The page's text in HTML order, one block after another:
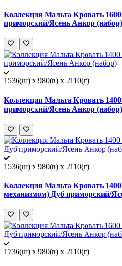
Коллекция Мальта Кровать
приморский/Ясень Анкор (набор)
1536(ш) x 980(в) x 2110(г)
Коллекция Мальта Кровать
приморский/Ясень Анкор (набор)
1536(ш) x 980(в) x 2110(г)
Коллекция Мальта Кровать
механизмом) Дуб приморский/
1736(ш) x 980(в) x 2110(г)